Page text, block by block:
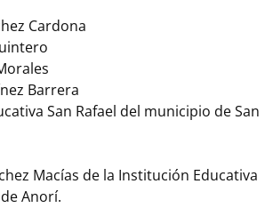
Cardona
Barrera
San Rafael del municipio de San
Macías de la Institución Educativa
Anorí.